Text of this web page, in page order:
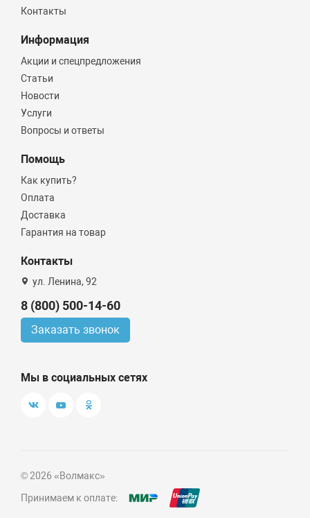
Контакты
Информация
Акции и спецпредложения
Статьи
Новости
Услуги
Вопросы и ответы
Помощь
Как купить?
Оплата
Доставка
Гарантия на товар
Контакты
ул. Ленина, 92
8 (800) 500-14-60
Заказать звонок
Мы в социальных сетях
© 2026 «Волмакс»
Принимаем к оплате: